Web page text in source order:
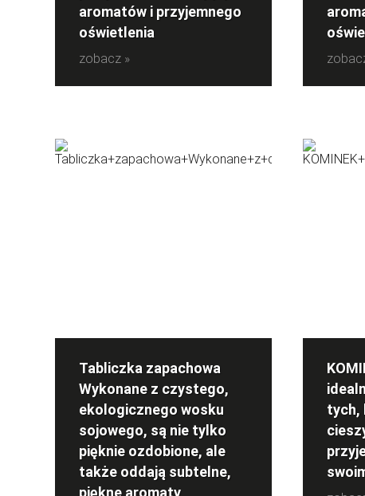
aromatów i przyjemnego
oświetlenia
zobacz »
Tabliczka zapachowa
Wykonane z czystego,
ekologicznego wosku
sojowego, są nie tylko
pięknie ozdobione, ale
także oddają subtelne,
piękne aromaty
tych,